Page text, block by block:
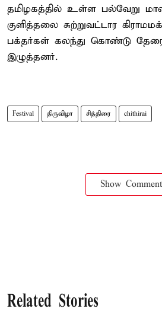
தமிழகத்தில் உள்ள பல்வேறு
குளித்தலை சுற்றுவட்டார
பக்தர்கள் கலந்து கொண்டு தேரை
இழுத்தனர்.
Festival திருவிழா சித்திரை chithirai
Show
Related Stories